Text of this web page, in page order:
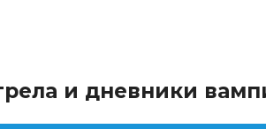
и дневники